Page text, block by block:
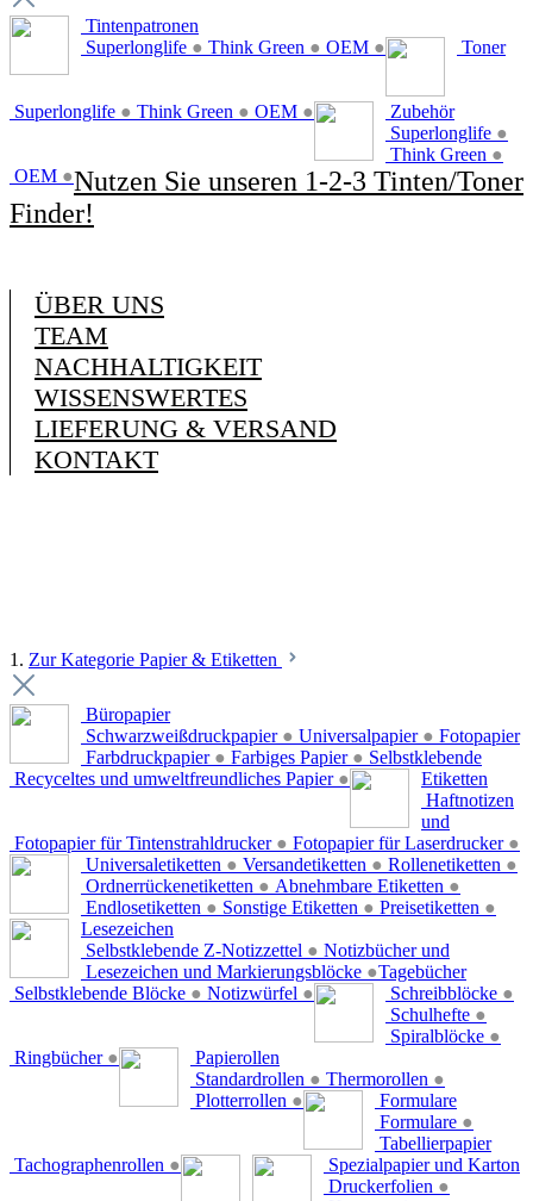
Tintenpatronen
Superlonglife ● Think Green ● OEM ● Toner
Superlonglife ● Think Green ● OEM ●
Zubehör
Superlonglife ●
Think Green ●
OEM ●Nutzen Sie unseren 1-2-3 Tinten/Toner
Finder!
ÜBER UNS
TEAM
NACHHALTIGKEIT
WISSENSWERTES
LIEFERUNG & VERSAND
KONTAKT
1. Zur Kategorie Papier & Etiketten
Büropapier
Schwarzweißdruckpapier ● Universalpapier ●
Farbdruckpapier ● Farbiges Papier ●
Recyceltes und umweltfreundliches Papier ●
Fotopapier
Fotopapier für Tintenstrahldrucker ● Fotopapier für Laserdrucker ●
Selbstklebende
Etiketten
Universaletiketten ● Versandetiketten ● Rollenetiketten ●
Ordnerrückenetiketten ● Abnehmbare Etiketten ●
Endlosetiketten ● Sonstige Etiketten ● Preisetiketten ●
Haftnotizen
und
Lesezeichen
Selbstklebende Z-Notizzettel ●
Lesezeichen und Markierungsblöcke ●
Selbstklebende Blöcke ● Notizwürfel ●
Notizbücher und
Tagebücher
Schreibblöcke ●
Schulhefte ●
Spiralblöcke ●
Ringbücher ●
Papierollen
Standardrollen ● Thermorollen ●
Plotterrollen ●
Formulare
Formulare ●
Tachographenrollen ●
Tabellierpapier
Spezialpapier und Karton
Druckerfolien ●